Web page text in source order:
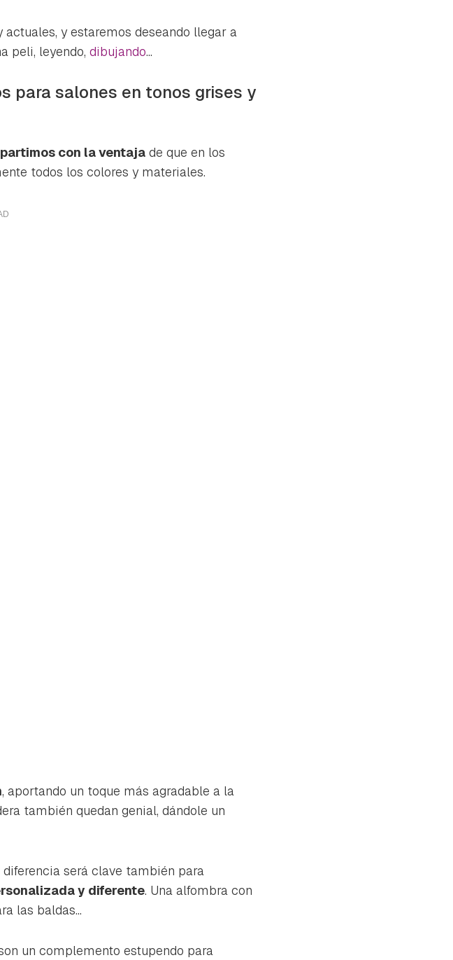
CANCELAR
y estaremos deseando llegar a
peli, leyendo, dibujando...
para salones en tonos grises y
partimos con la ventaja de que en los
todos los colores y materiales.
, aportando un toque más agradable a la
también quedan genial, dándole un
será clave también para
y diferente. Una alfombra con
las baldas...
un complemento estupendo para